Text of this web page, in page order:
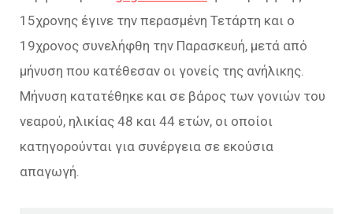
15χρονης έγινε την περασμένη Τετάρτη και ο
19χρονος συνελήφθη την Παρασκευή, μετά από
μήνυση που κατέθεσαν οι γονείς της ανήλικης.
Μήνυση κατατέθηκε και σε βάρος των γονιών του
νεαρού, ηλικίας 48 και 44 ετών, οι οποίοι
κατηγορούνται για συνέργεια σε εκούσια
απαγωγή.